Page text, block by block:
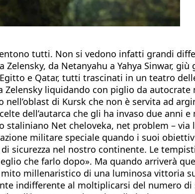
tutti. Non si vedono infatti grandi
da Netanyahu a Yahya Sinwar,
e Qatar, tutti trascinati in un teatro
liquidando con piglio da
di Kursk che non è servita ad
dell’autarca che gli ha invaso due anni
Net cheloveka, net problem – via
militare speciale quando i suoi
sicurezza nel nostro continente. Le
che farlo dopo». Ma quando arriverà
millenaristico di una luminosa vittoria
indifferente al moltiplicarsi del numero